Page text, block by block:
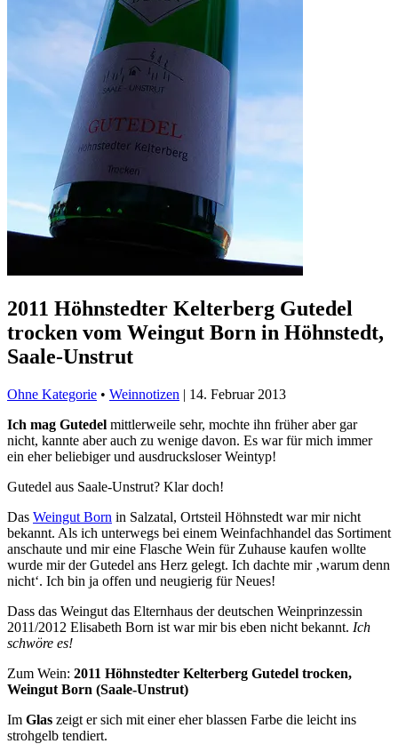
2011 Höhnstedter Kelterberg Gutedel
trocken vom Weingut Born in Höhnstedt,
Saale-Unstrut
Ohne Kategorie • Weinnotizen | 14. Februar 2013
Ich mag Gutedel mittlerweile sehr, mochte ihn früher aber gar
nicht, kannte aber auch zu wenige davon. Es war für mich immer
ein eher beliebiger und ausdrucksloser Weintyp!
Gutedel aus Saale-Unstrut? Klar doch!
Das Weingut Born in Salzatal, Ortsteil Höhnstedt war mir nicht
bekannt. Als ich unterwegs bei einem Weinfachhandel das Sortiment
anschaute und mir eine Flasche Wein für Zuhause kaufen wollte
wurde mir der Gutedel ans Herz gelegt. Ich dachte mir ‚warum denn
nicht‘. Ich bin ja offen und neugierig für Neues!
Dass das Weingut das Elternhaus der deutschen Weinprinzessin
2011/2012 Elisabeth Born ist war mir bis eben nicht bekannt. Ich
schwöre es!
Zum Wein: 2011 Höhnstedter Kelterberg Gutedel trocken,
Weingut Born (Saale-Unstrut)
Im Glas zeigt er sich mit einer eher blassen Farbe die leicht ins
strohgelb tendiert.